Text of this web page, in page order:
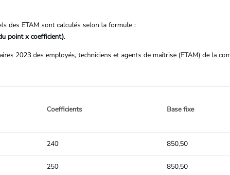
des ETAM sont calculés selon la formule :
point x coefficient).
2023 des employés, techniciens et agents de maîtrise (ETAM) de la
Coefficients Base fixe
240 850,50
250 850,50